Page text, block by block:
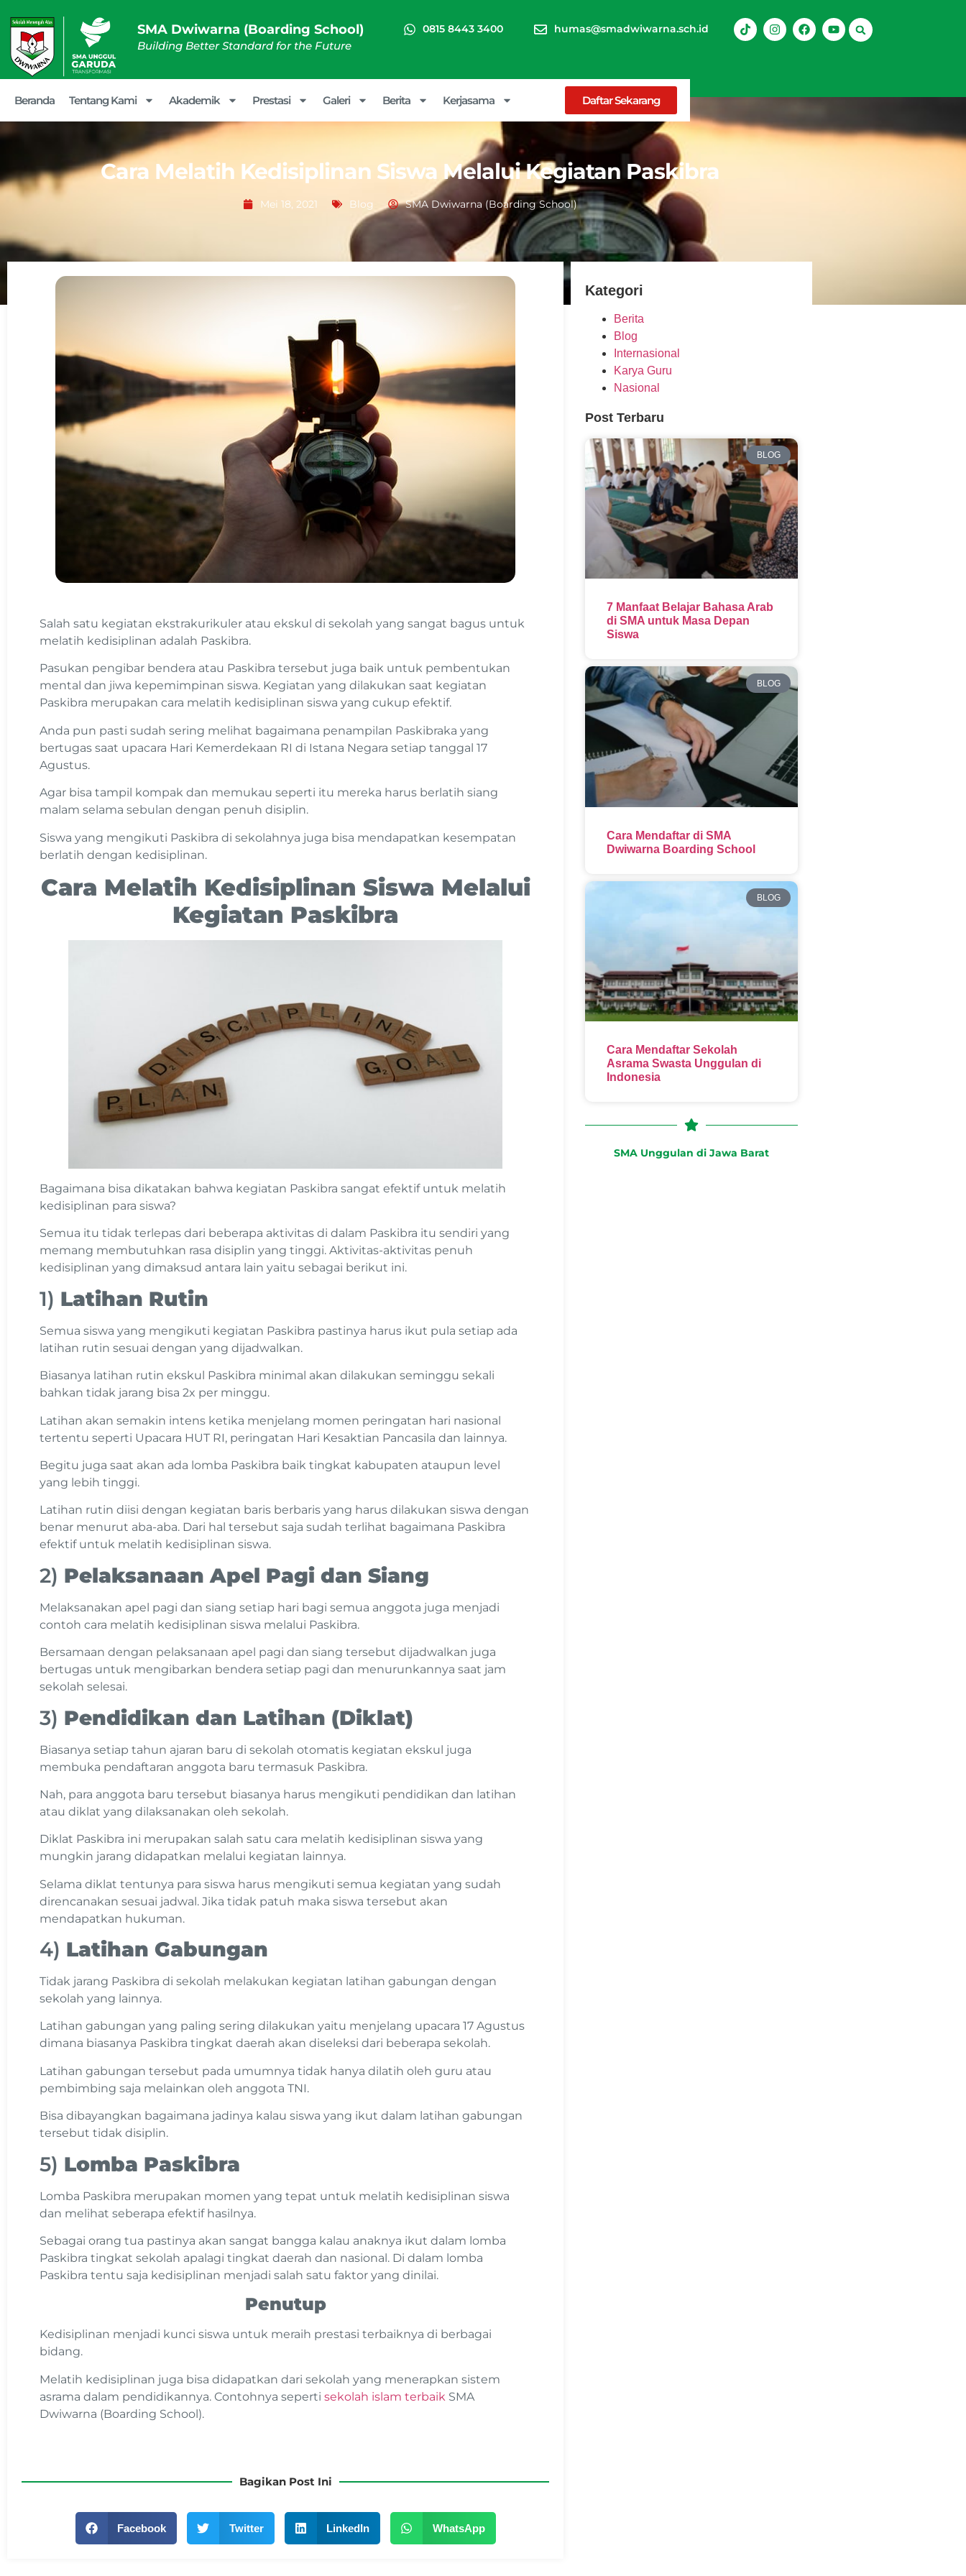
SMA Dwiwarna (Boarding School)
Building Better Standard for the Future
0815 8443 3400 humas@smadwiwarna.sch.id
Beranda Tentang Kami Akademik Prestasi Galeri Berita Kerjasama Daftar Sekarang
Cara Melatih Kedisiplinan Siswa Melalui Kegiatan Paskibra
Mei 18, 2021 Blog SMA Dwiwarna (Boarding School)
Salah satu kegiatan ekstrakurikuler atau ekskul di sekolah yang sangat bagus untuk
melatih kedisiplinan adalah Paskibra.
Pasukan pengibar bendera atau Paskibra tersebut juga baik untuk pembentukan
mental dan jiwa kepemimpinan siswa. Kegiatan yang dilakukan saat kegiatan
Paskibra merupakan cara melatih kedisiplinan siswa yang cukup efektif.
Anda pun pasti sudah sering melihat bagaimana penampilan Paskibraka yang
bertugas saat upacara Hari Kemerdekaan RI di Istana Negara setiap tanggal 17
Agustus.
Agar bisa tampil kompak dan memukau seperti itu mereka harus berlatih siang
malam selama sebulan dengan penuh disiplin.
Siswa yang mengikuti Paskibra di sekolahnya juga bisa mendapatkan kesempatan
berlatih dengan kedisiplinan.
Cara Melatih Kedisiplinan Siswa Melalui
Kegiatan Paskibra
Bagaimana bisa dikatakan bahwa kegiatan Paskibra sangat efektif untuk melatih
kedisiplinan para siswa?
Semua itu tidak terlepas dari beberapa aktivitas di dalam Paskibra itu sendiri yang
memang membutuhkan rasa disiplin yang tinggi. Aktivitas-aktivitas penuh
kedisiplinan yang dimaksud antara lain yaitu sebagai berikut ini.
1) Latihan Rutin
Semua siswa yang mengikuti kegiatan Paskibra pastinya harus ikut pula setiap ada
latihan rutin sesuai dengan yang dijadwalkan.
Biasanya latihan rutin ekskul Paskibra minimal akan dilakukan seminggu sekali
bahkan tidak jarang bisa 2x per minggu.
Latihan akan semakin intens ketika menjelang momen peringatan hari nasional
tertentu seperti Upacara HUT RI, peringatan Hari Kesaktian Pancasila dan lainnya.
Begitu juga saat akan ada lomba Paskibra baik tingkat kabupaten ataupun level
yang lebih tinggi.
Latihan rutin diisi dengan kegiatan baris berbaris yang harus dilakukan siswa dengan
benar menurut aba-aba. Dari hal tersebut saja sudah terlihat bagaimana Paskibra
efektif untuk melatih kedisiplinan siswa.
2) Pelaksanaan Apel Pagi dan Siang
Melaksanakan apel pagi dan siang setiap hari bagi semua anggota juga menjadi
contoh cara melatih kedisiplinan siswa melalui Paskibra.
Bersamaan dengan pelaksanaan apel pagi dan siang tersebut dijadwalkan juga
bertugas untuk mengibarkan bendera setiap pagi dan menurunkannya saat jam
sekolah selesai.
3) Pendidikan dan Latihan (Diklat)
Biasanya setiap tahun ajaran baru di sekolah otomatis kegiatan ekskul juga
membuka pendaftaran anggota baru termasuk Paskibra.
Nah, para anggota baru tersebut biasanya harus mengikuti pendidikan dan latihan
atau diklat yang dilaksanakan oleh sekolah.
Diklat Paskibra ini merupakan salah satu cara melatih kedisiplinan siswa yang
mungkin jarang didapatkan melalui kegiatan lainnya.
Selama diklat tentunya para siswa harus mengikuti semua kegiatan yang sudah
direncanakan sesuai jadwal. Jika tidak patuh maka siswa tersebut akan
mendapatkan hukuman.
4) Latihan Gabungan
Tidak jarang Paskibra di sekolah melakukan kegiatan latihan gabungan dengan
sekolah yang lainnya.
Latihan gabungan yang paling sering dilakukan yaitu menjelang upacara 17 Agustus
dimana biasanya Paskibra tingkat daerah akan diseleksi dari beberapa sekolah.
Latihan gabungan tersebut pada umumnya tidak hanya dilatih oleh guru atau
pembimbing saja melainkan oleh anggota TNI.
Bisa dibayangkan bagaimana jadinya kalau siswa yang ikut dalam latihan gabungan
tersebut tidak disiplin.
5) Lomba Paskibra
Lomba Paskibra merupakan momen yang tepat untuk melatih kedisiplinan siswa
dan melihat seberapa efektif hasilnya.
Sebagai orang tua pastinya akan sangat bangga kalau anaknya ikut dalam lomba
Paskibra tingkat sekolah apalagi tingkat daerah dan nasional. Di dalam lomba
Paskibra tentu saja kedisiplinan menjadi salah satu faktor yang dinilai.
Penutup
Kedisiplinan menjadi kunci siswa untuk meraih prestasi terbaiknya di berbagai
bidang.
Melatih kedisiplinan juga bisa didapatkan dari sekolah yang menerapkan sistem
asrama dalam pendidikannya. Contohnya seperti sekolah islam terbaik SMA
Dwiwarna (Boarding School).
Bagikan Post Ini
Facebook Twitter LinkedIn WhatsApp
Kategori
Berita
Blog
Internasional
Karya Guru
Nasional
Post Terbaru
BLOG
7 Manfaat Belajar Bahasa Arab
di SMA untuk Masa Depan
Siswa
BLOG
Cara Mendaftar di SMA
Dwiwarna Boarding School
BLOG
Cara Mendaftar Sekolah
Asrama Swasta Unggulan di
Indonesia
SMA Unggulan di Jawa Barat